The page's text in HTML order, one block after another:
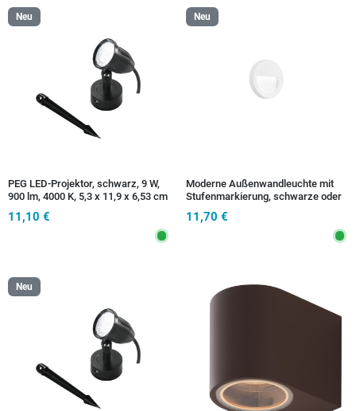
Neu
PEG LED-Projektor, schwarz, 9 W,
900 lm, 4000 K, 5,3 x 11,9 x 6,53 cm
11,10 €
Neu
Moderne Außenwandleuchte mit
Stufenmarkierung, schwarze oder
11,70 €
Neu